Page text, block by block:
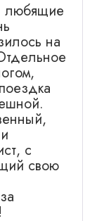
любящие
на
с
свою